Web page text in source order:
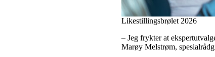
Likestillingsbrølet 2026
– Jeg frykter at
Marøy Melstrøm,